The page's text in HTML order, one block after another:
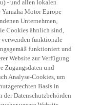
Motor Europe
Unternehmen,
Cookies ähnlich sind,
verwenden funktionale
funktioniert und
Website zur Verfügung
Zugangsdaten und
Analyse-Cookies, um
Basis in
Datenschutzbehörden
unsere Website